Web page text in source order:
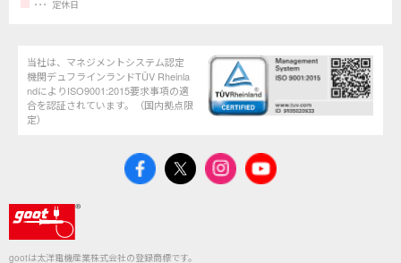
定休日
当社は、マネジメントシステム認定
機関デュフラインランドTÜV Rheinla
ndによりISO9001:2015要求事項の適
合を認証されています。（国内拠点限
定）
gootは太洋電機産業株式会社の登録商標です。